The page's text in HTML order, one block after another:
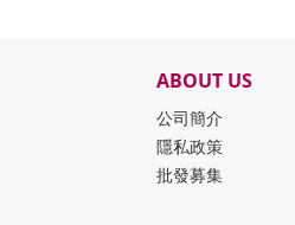
ABOUT US
公司簡介
隱私政策
批發募集